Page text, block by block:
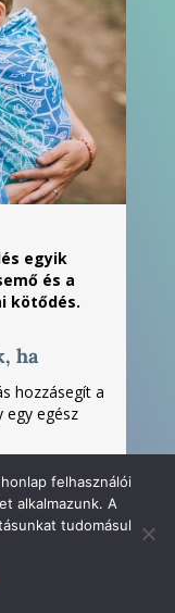
egyik
és a
kötődés.
ha
hozzásegít a
egy egész
felhasználói
alkalmazunk. A
tudomásul